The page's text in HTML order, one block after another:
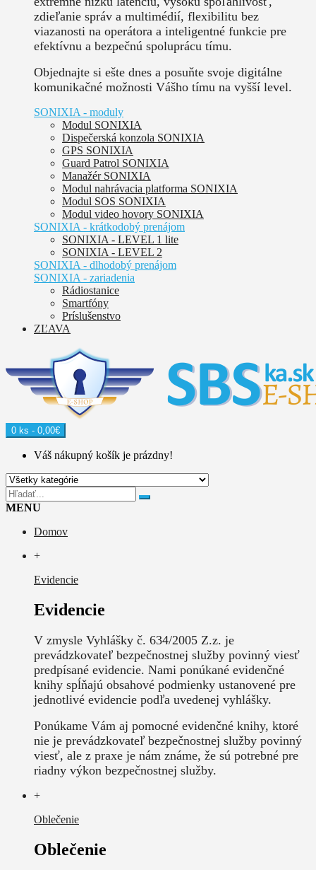
zdieľanie správ a multimédií, flexibilitu bez
viazanosti na operátora a inteligentné funkcie pre
efektívnu a bezpečnú spoluprácu tímu.
Objednajte si ešte dnes a posuňte svoje digitálne
komunikačné možnosti Vášho tímu na vyšší level.
SONIXIA - moduly
Modul SONIXIA
Dispečerská konzola SONIXIA
GPS SONIXIA
Guard Patrol SONIXIA
Manažér SONIXIA
Modul nahrávacia platforma SONIXIA
Modul SOS SONIXIA
Modul video hovory SONIXIA
SONIXIA - krátkodobý prenájom
SONIXIA - LEVEL 1 lite
SONIXIA - LEVEL 2
SONIXIA - dlhodobý prenájom
SONIXIA - zariadenia
Rádiostanice
Smartfóny
Príslušenstvo
ZĽAVA
0 ks - 0,00€
Váš nákupný košík je prázdny!
MENU
Domov
+
Evidencie
Evidencie
V zmysle Vyhlášky č. 634/2005 Z.z. je
prevádzkovateľ bezpečnostnej služby povinný viesť
predpísané evidencie. Nami ponúkané evidenčné
knihy spĺňajú obsahové podmienky ustanovené pre
jednotlivé evidencie podľa uvedenej vyhlášky.
Ponúkame Vám aj pomocné evidenčné knihy, ktoré
nie je prevádzkovateľ bezpečnostnej služby povinný
viesť, ale z praxe je nám známe, že sú potrebné pre
riadny výkon bezpečnostnej služby.
+
Oblečenie
Oblečenie